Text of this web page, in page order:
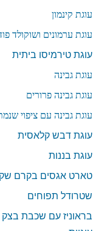
ושוקולד פודג'
ביתית
פרורים
עם ציפוי שנמת
קלאסית
בקרם שקדים
עם שכבת בצק